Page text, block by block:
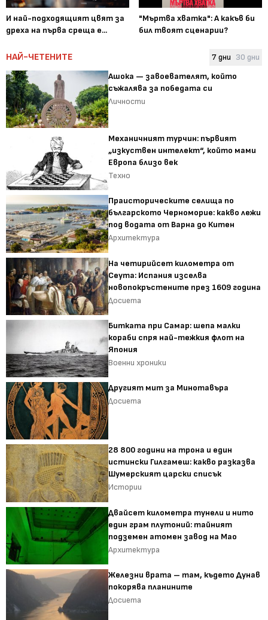
И най-подходящият цвят за
дреха на първа среща е...
"Мъртва хватка": А какъв би
бил твоят сценарии?
НАЙ-ЧЕТЕНИТЕ 7 дни 30 дни
Ашока — завоевателят, който
съжалява за победата си
Личности
Механичният турчин: първият
„изкуствен интелект“, който мами
Европа близо век
Техно
Праисторическите селища по
българското Черноморие: какво лежи
под водата от Варна до Китен
Архитектура
На четирийсет километра от
Сеута: Испания изселва
новопокръстените през 1609 година
Досиета
Битката при Самар: шепа малки
кораби спря най-тежкия флот на
Япония
Военни хроники
Другият мит за Минотавъра
Досиета
28 800 години на трона и един
истински Гилгамеш: какво разказва
Шумерският царски списък
Истории
Двайсет километра тунели и нито
един грам плутоний: тайният
подземен атомен завод на Мао
Архитектура
Железни врата – там, където Дунав
покорява планините
Досиета